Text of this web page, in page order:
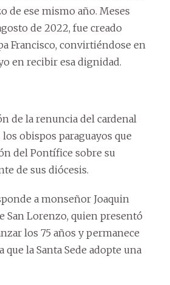
de ese mismo año. Meses
de 2022, fue creado
Francisco, convirtiéndose en
en recibir esa dignidad.
de la renuncia del cardenal
obispos paraguayos que
del Pontífice sobre su
de sus diócesis.
a monseñor Joaquin
San Lorenzo, quien presentó
los 75 años y permanece
la Santa Sede adopte una